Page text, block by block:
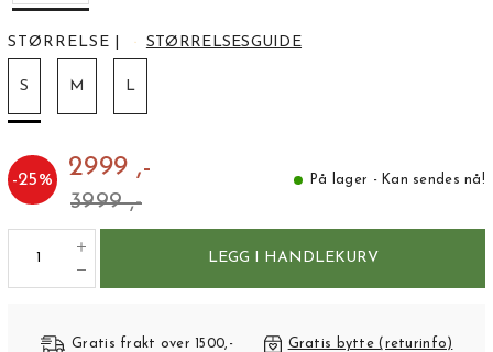
STØRRELSE STØRRELSESGUIDE
S M L
-25% 2999 ,-
3999 ,-
På lager - Kan sendes nå!
LEGG I HANDLEKURV
Gratis frakt over 1500,- Gratis bytte (returinfo)